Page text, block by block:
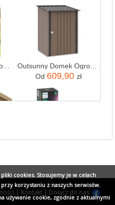
| Kontakt| Dołącz do nas:
cookies. Stosujemy je w celach
korzystaniu z naszych serwisów.
używanie cookie, zgodnie z aktualnymi